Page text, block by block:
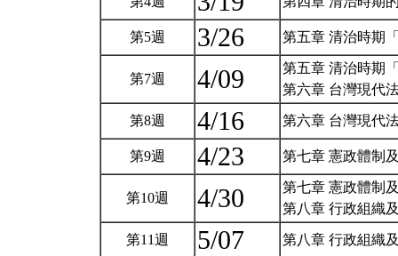
第5週 3/26 第五章 清治時期
第7週 4/09
第五章 清治時期
第六章 台灣現代
第8週 4/16 第六章 台灣現代
第9週 4/23 第七章 憲政體制
第10週 4/30
第七章 憲政體制
第八章 行政組織
第11週 5/07 第八章 行政組織